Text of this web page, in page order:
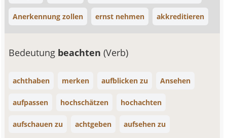
Anerkennung zollen ernst nehmen akkreditieren
Bedeutung beachten(Verb)
achthaben merken aufblicken zu Ansehen
aufpassen hochschätzen hochachten
aufschauen zu achtgeben aufsehen zu